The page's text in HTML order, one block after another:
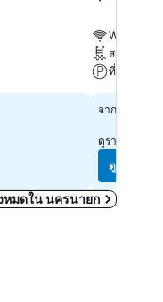
WiFi ฟรี
สระ
ที่จอดรถ
จาก
ดูราคาจาก
ดูราคา
หมดใน นครนายก